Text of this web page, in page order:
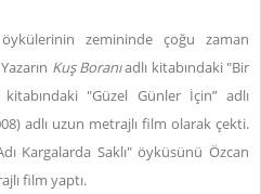
zemininde çoğu zaman
Kuş Boranıadlı kitabındaki "Bir
"Güzel Günler İçin” adlı
adlı uzun metrajlı film olarak çekti.
Kargalarda Saklı" öyküsünü Özcan
film yaptı.